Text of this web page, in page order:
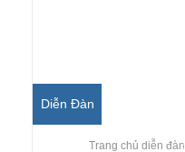
Diễn Đàn
Trang chủ diễn đàn